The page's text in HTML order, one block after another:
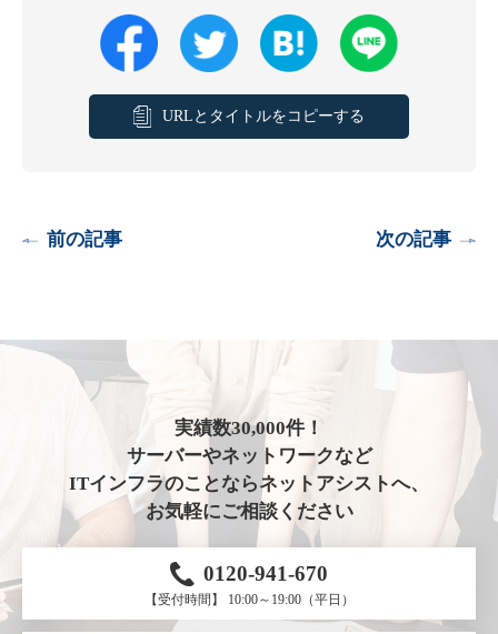
URLとタイトルをコピーする
前の記事 次の記事
実績数30,000件！
サーバーやネットワークなど
ITインフラのことならネットアシストへ、
お気軽にご相談ください
0120-941-670
【受付時間】 10:00～19:00（平日）